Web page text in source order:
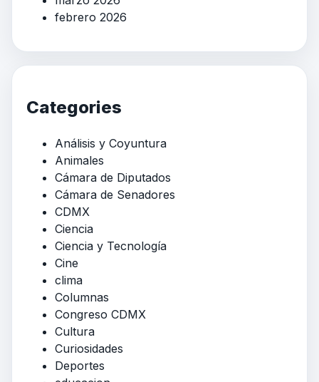
febrero 2026
Categories
Análisis y Coyuntura
Animales
Cámara de Diputados
Cámara de Senadores
CDMX
Ciencia
Ciencia y Tecnología
Cine
clima
Columnas
Congreso CDMX
Cultura
Curiosidades
Deportes